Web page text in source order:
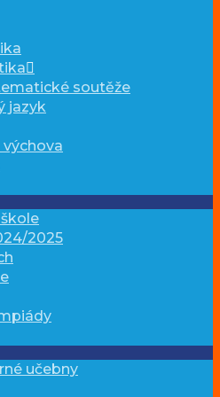
soutěže
jazyk
2025
učebny